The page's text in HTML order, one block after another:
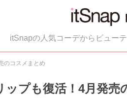
itSnapの人気コーデからビュー
のコスメまとめ
ップも復活！4月発